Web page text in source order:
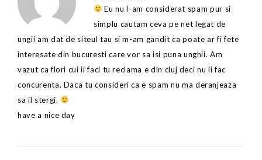
Eu nu l-am considerat spam pur si
simplu cautam ceva pe net legat de
ungii am dat de siteul tau si m-am gandit ca poate ar fi fete
interesate din bucuresti care vor sa isi puna unghii. Am
vazut ca flori cui ii faci tu reclama e din cluj deci nu ii fac
concurenta. Daca tu consideri ca e spam nu ma deranjeaza
sa il stergi.
have a nice day